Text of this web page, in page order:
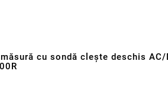
cu sondă cleşte deschis AC/